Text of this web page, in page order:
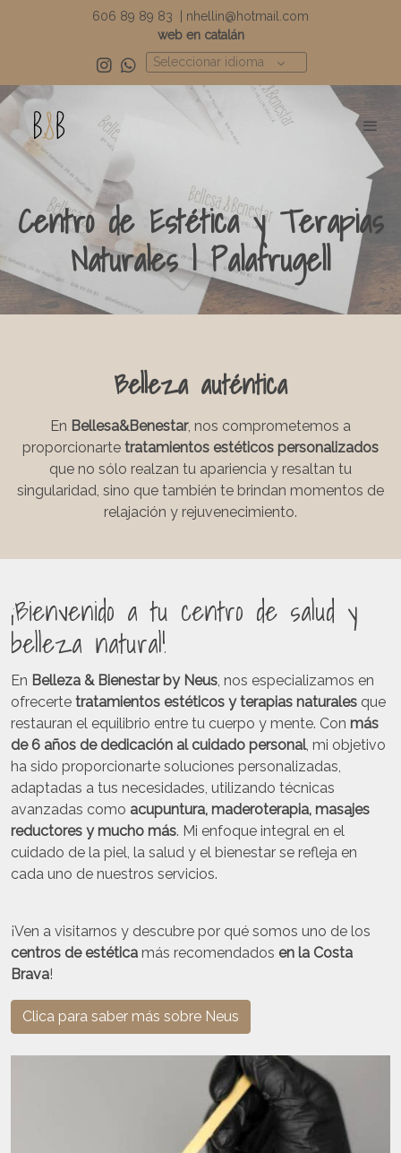
606 89 89 83
nhellin@hotmail.com
web en catalán
Seleccionar idioma
Centro de Estética y Terapias
Naturales | Palafrugell
Belleza auténtica
En Bellesa&Benestar, nos comprometemos a
proporcionarte tratamientos estéticos personalizados
que no sólo realzan tu apariencia y resaltan tu
singularidad, sino que también te brindan momentos de
relajación y rejuvenecimiento.
¡Bienvenido a tu centro de salud y
belleza natural!
En Belleza & Bienestar by Neus, nos especializamos en
ofrecerte tratamientos estéticos y terapias naturales que
restauran el equilibrio entre tu cuerpo y mente. Con más
de 6 años de dedicación al cuidado personal, mi objetivo
ha sido proporcionarte soluciones personalizadas,
adaptadas a tus necesidades, utilizando técnicas
avanzadas como acupuntura, maderoterapia, masajes
reductores y mucho más. Mi enfoque integral en el
cuidado de la piel, la salud y el bienestar se refleja en
cada uno de nuestros servicios.
¡Ven a visitarnos y descubre por qué somos uno de los
centros de estética más recomendados en la Costa
Brava!
Clica para saber más sobre Neus